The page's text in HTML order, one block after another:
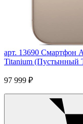
арт. 13690 Смартфон
Titanium (Пустынный
97 999 ₽